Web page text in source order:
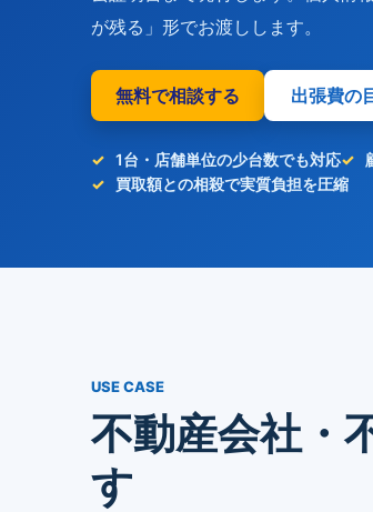
が残る」形でお渡しします。
無料で相談する 出張費の
1台・店舗単位の少台数でも対応
買取額との相殺で実質負担を圧縮
USE CASE
不動産会社・
す